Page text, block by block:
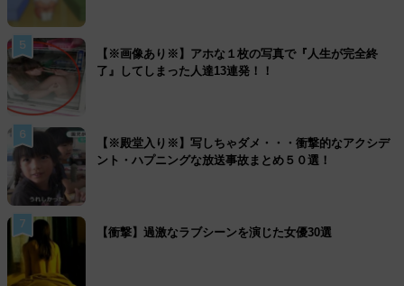
5
【※画像あり※】アホな１枚の写真で『人生が完全終
了』してしまった人達13連発！！
6
【※殿堂入り※】写しちゃダメ・・・衝撃的なアクシデ
ント・ハプニングな放送事故まとめ５０選！
7
【衝撃】過激なラブシーンを演じた女優30選